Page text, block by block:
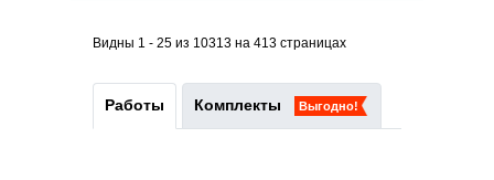
Видны 1 - 25 из 10313 на 413 страницах
Работы Комплекты Выгодно!